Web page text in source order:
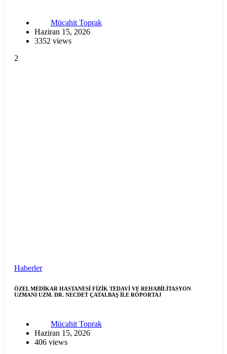
Mücahit Toprak
Haziran 15, 2026
3352 views
2
Haberler
ÖZEL MEDİKAR HASTANESİ FİZİK TEDAVİ VE REHABİLİTASYON
UZMANI UZM. DR. NECDET ÇATALBAŞ İLE RÖPORTAJ
Mücahit Toprak
Haziran 15, 2026
406 views